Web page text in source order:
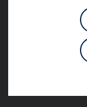
Fordele
Om Volkswagen
Nyheder